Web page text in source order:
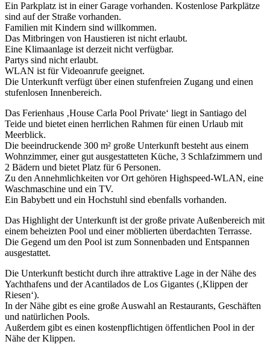
Ein Parkplatz ist in einer Garage vorhanden. Kostenlose Parkplätze
sind auf der Straße vorhanden.
Familien mit Kindern sind willkommen.
Das Mitbringen von Haustieren ist nicht erlaubt.
Eine Klimaanlage ist derzeit nicht verfügbar.
Partys sind nicht erlaubt.
WLAN ist für Videoanrufe geeignet.
Die Unterkunft verfügt über einen stufenfreien Zugang und einen
stufenlosen Innenbereich.
Das Ferienhaus ‚House Carla Pool Private‘ liegt in Santiago del
Teide und bietet einen herrlichen Rahmen für einen Urlaub mit
Meerblick.
Die beeindruckende 300 m² große Unterkunft besteht aus einem
Wohnzimmer, einer gut ausgestatteten Küche, 3 Schlafzimmern und
2 Bädern und bietet Platz für 6 Personen.
Zu den Annehmlichkeiten vor Ort gehören Highspeed-WLAN, eine
Waschmaschine und ein TV.
Ein Babybett und ein Hochstuhl sind ebenfalls vorhanden.
Das Highlight der Unterkunft ist der große private Außenbereich mit
einem beheizten Pool und einer möblierten überdachten Terrasse.
Die Gegend um den Pool ist zum Sonnenbaden und Entspannen
ausgestattet.
Die Unterkunft besticht durch ihre attraktive Lage in der Nähe des
Yachthafens und der Acantilados de Los Gigantes (‚Klippen der
Riesen‘).
In der Nähe gibt es eine große Auswahl an Restaurants, Geschäften
und natürlichen Pools.
Außerdem gibt es einen kostenpflichtigen öffentlichen Pool in der
Nähe der Klippen.